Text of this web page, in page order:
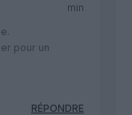
min
pour un
RÉPONDRE